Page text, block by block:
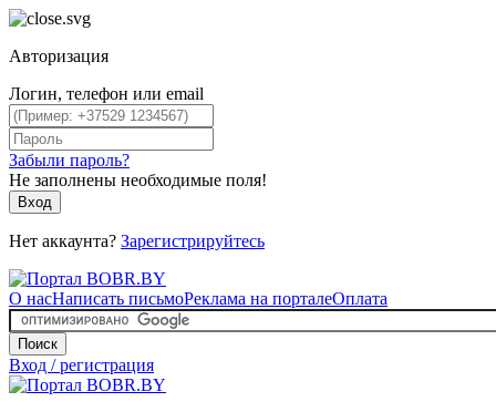
Авторизация
Логин, телефон или email
Забыли пароль?
Не заполнены необходимые поля!
Вход
Нет аккаунта? Зарегистрируйтесь
О насНаписать письмоРеклама на порталеОплата
Поиск
Вход / регистрация